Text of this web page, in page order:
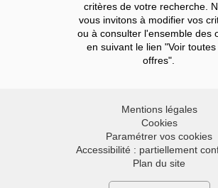
critères de votre recherche.
vous invitons à modifier vos
ou à consulter l'ensemble des
en suivant le lien "Voir toutes
offres".
Mentions légales
Cookies
Paramétrer vos cookies
Accessibilité : partiellement
Plan du site